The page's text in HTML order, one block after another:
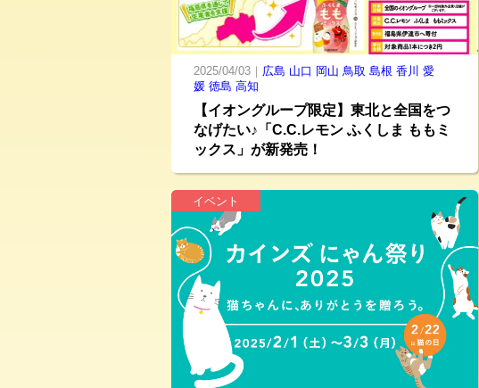
2025/04/03｜ 広島 山口 岡山 鳥取 島根 香川 愛
媛 徳島 高知
【イオングループ限定】東北と全国をつ
なげたい♪「C.C.レモン ふくしま ももミ
ックス」が新発売！
イベント